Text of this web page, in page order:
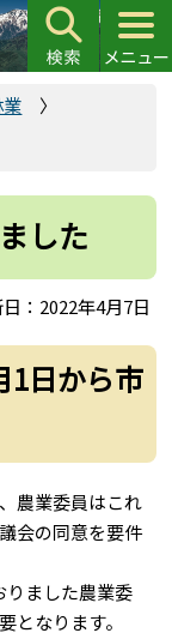
した
：2022年4月7日
1日から市
農業委員はこれ
会の同意を要件
りました農業委
となります。